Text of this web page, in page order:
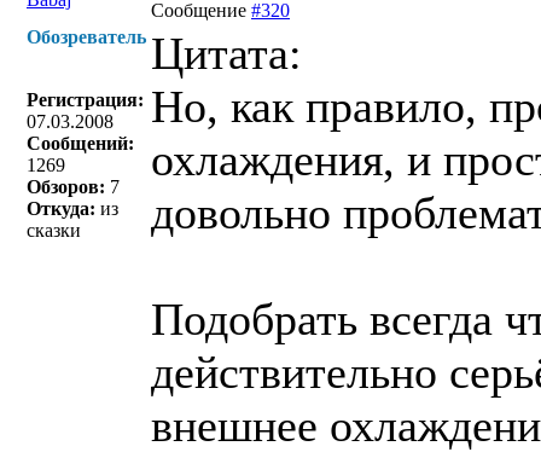
Сообщение #320
Обозреватель
Регистрация:
07.03.2008
Сообщений:
1269
Обзоров: 7
Откуда: из
сказки
Цитата:
Но, как правило,
охлаждения, и
довольно
Подобрать всегда
действительно
внешнее